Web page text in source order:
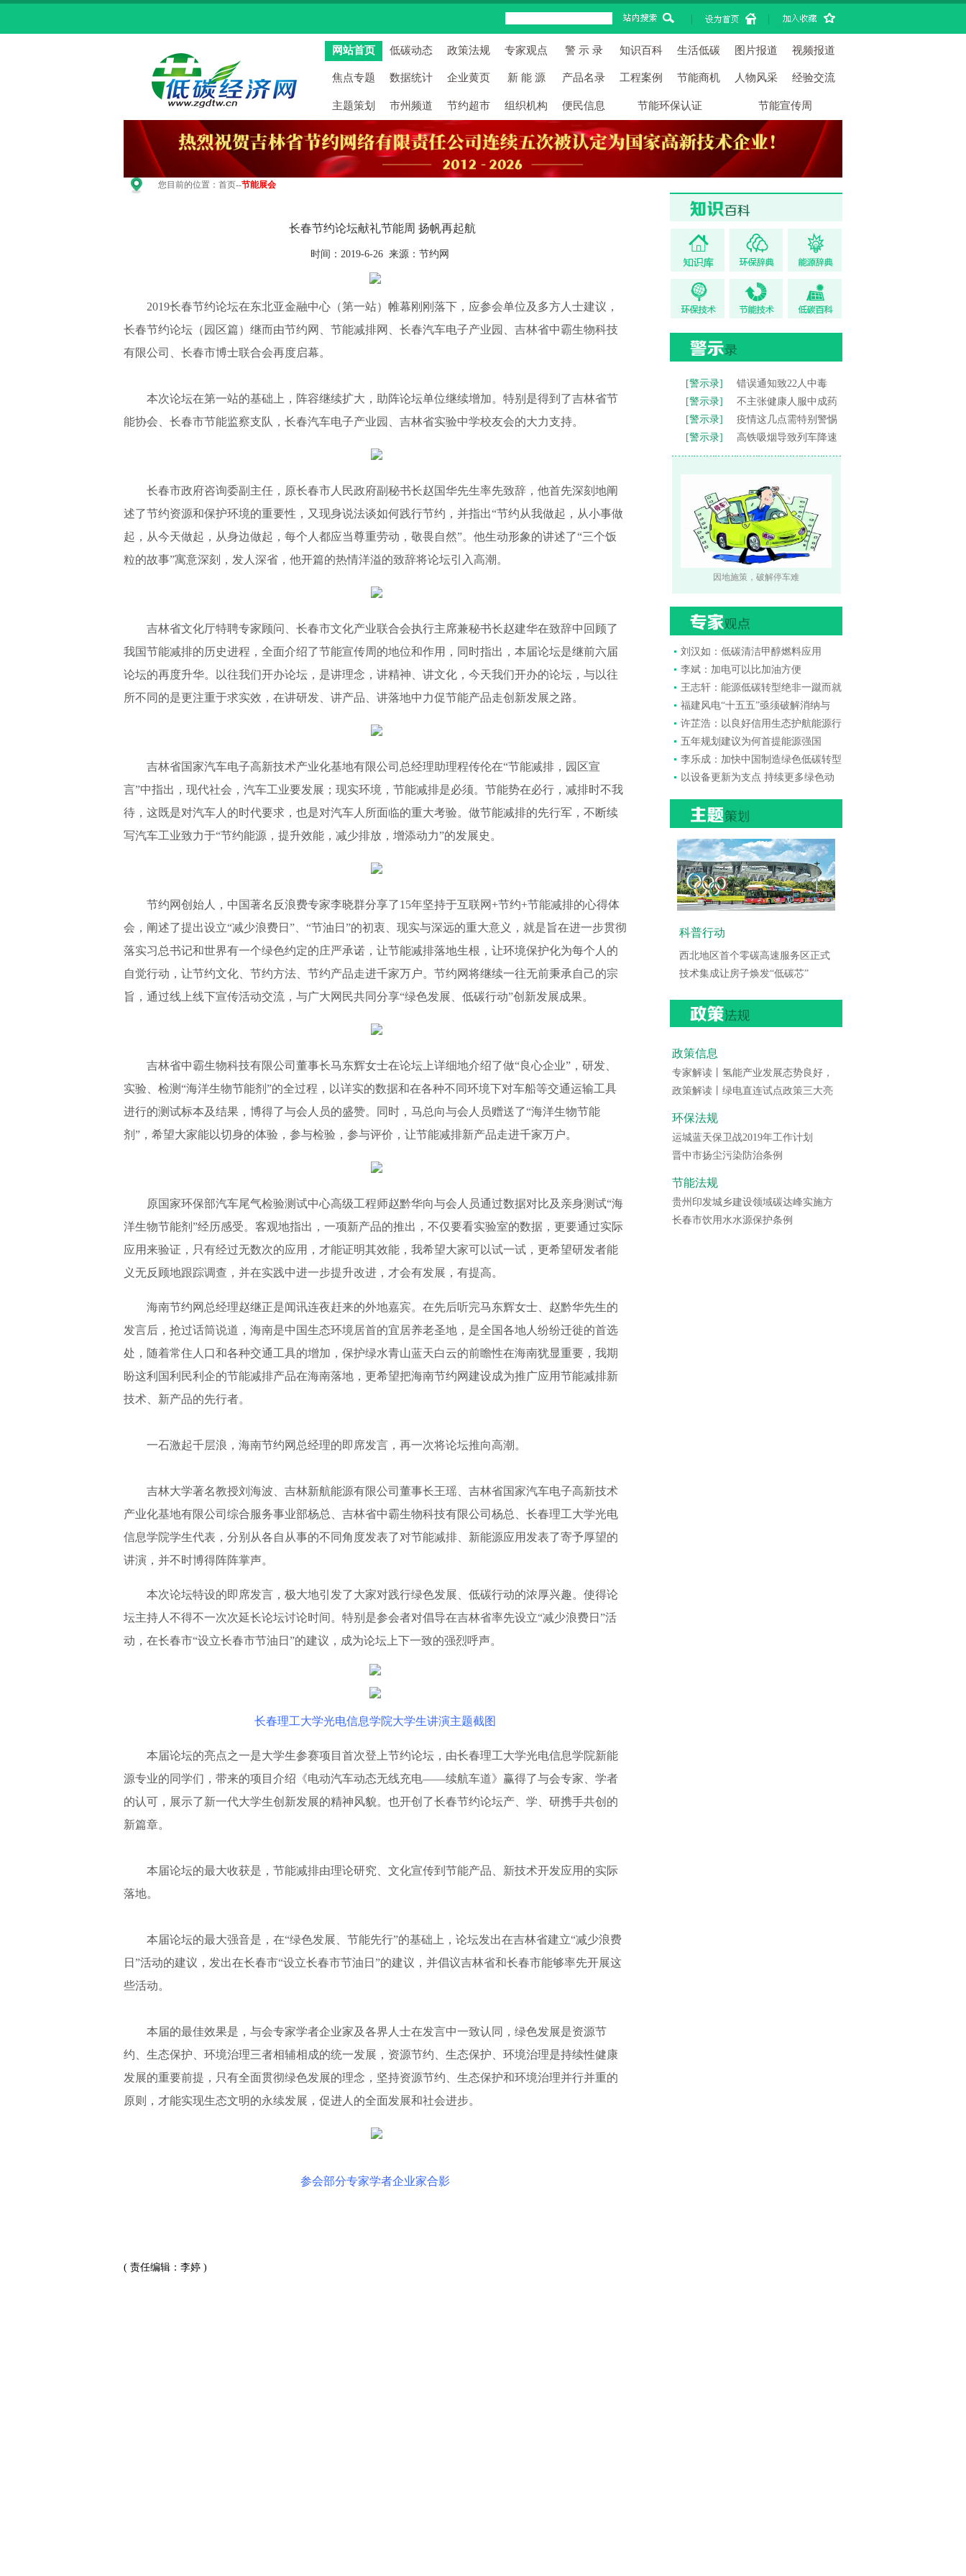
| |
网站首页 低碳动态 政策法规 专家观点 警 示 录 知识百科 生活低碳 图片报道 视频报道
焦点专题 数据统计 企业黄页 新 能 源 产品名录 工程案例 节能商机 人物风采 经验交流
主题策划 市州频道 节约超市 组织机构 便民信息 节能环保认证 节能宣传周
您目前的位置： 首页--节能展会
长春节约论坛献礼节能周 扬帆再起航
时间：2019-6-26 来源：节约网
2019长春节约论坛在东北亚金融中心（第一站）帷幕刚刚落下，应参会单位及多方人士建议，
长春节约论坛（园区篇）继而由节约网、节能减排网、长春汽车电子产业园、吉林省中霸生物科技
有限公司、长春市博士联合会再度启幕。
本次论坛在第一站的基础上，阵容继续扩大，助阵论坛单位继续增加。特别是得到了吉林省节
能协会、长春市节能监察支队，长春汽车电子产业园、吉林省实验中学校友会的大力支持。
长春市政府咨询委副主任，原长春市人民政府副秘书长赵国华先生率先致辞，他首先深刻地阐
述了节约资源和保护环境的重要性，又现身说法谈如何践行节约，并指出“节约从我做起，从小事做
起，从今天做起，从身边做起，每个人都应当尊重劳动，敬畏自然”。他生动形象的讲述了“三个饭
粒的故事”寓意深刻，发人深省，他开篇的热情洋溢的致辞将论坛引入高潮。
吉林省文化厅特聘专家顾问、长春市文化产业联合会执行主席兼秘书长赵建华在致辞中回顾了
我国节能减排的历史进程，全面介绍了节能宣传周的地位和作用，同时指出，本届论坛是继前六届
论坛的再度升华。以往我们开办论坛，是讲理念，讲精神、讲文化，今天我们开办的论坛，与以往
所不同的是更注重于求实效，在讲研发、讲产品、讲落地中力促节能产品走创新发展之路。
吉林省国家汽车电子高新技术产业化基地有限公司总经理助理程传伦在“节能减排，园区宣
言”中指出，现代社会，汽车工业要发展；现实环境，节能减排是必须。节能势在必行，减排时不我
待，这既是对汽车人的时代要求，也是对汽车人所面临的重大考验。做节能减排的先行军，不断续
写汽车工业致力于“节约能源，提升效能，减少排放，增添动力”的发展史。
节约网创始人，中国著名反浪费专家李晓群分享了15年坚持于互联网+节约+节能减排的心得体
会，阐述了提出设立“减少浪费日”、“节油日”的初衷、现实与深远的重大意义，就是旨在进一步贯彻
落实习总书记和世界有一个绿色约定的庄严承诺，让节能减排落地生根，让环境保护化为每个人的
自觉行动，让节约文化、节约方法、节约产品走进千家万户。节约网将继续一往无前秉承自己的宗
旨，通过线上线下宣传活动交流，与广大网民共同分享“绿色发展、低碳行动”创新发展成果。
吉林省中霸生物科技有限公司董事长马东辉女士在论坛上详细地介绍了做“良心企业”，研发、
实验、检测“海洋生物节能剂”的全过程，以详实的数据和在各种不同环境下对车船等交通运输工具
进行的测试标本及结果，博得了与会人员的盛赞。同时，马总向与会人员赠送了“海洋生物节能
剂”，希望大家能以切身的体验，参与检验，参与评价，让节能减排新产品走进千家万户。
原国家环保部汽车尾气检验测试中心高级工程师赵黔华向与会人员通过数据对比及亲身测试“海
洋生物节能剂”经历感受。客观地指出，一项新产品的推出，不仅要看实验室的数据，更要通过实际
应用来验证，只有经过无数次的应用，才能证明其效能，我希望大家可以试一试，更希望研发者能
义无反顾地跟踪调查，并在实践中进一步提升改进，才会有发展，有提高。
海南节约网总经理赵继正是闻讯连夜赶来的外地嘉宾。在先后听完马东辉女士、赵黔华先生的
发言后，抢过话筒说道，海南是中国生态环境居首的宜居养老圣地，是全国各地人纷纷迁徙的首选
处，随着常住人口和各种交通工具的增加，保护绿水青山蓝天白云的前瞻性在海南犹显重要，我期
盼这利国利民利企的节能减排产品在海南落地，更希望把海南节约网建设成为推广应用节能减排新
技术、新产品的先行者。
一石激起千层浪，海南节约网总经理的即席发言，再一次将论坛推向高潮。
吉林大学著名教授刘海波、吉林新航能源有限公司董事长王瑶、吉林省国家汽车电子高新技术
产业化基地有限公司综合服务事业部杨总、吉林省中霸生物科技有限公司杨总、长春理工大学光电
信息学院学生代表，分别从各自从事的不同角度发表了对节能减排、新能源应用发表了寄予厚望的
讲演，并不时博得阵阵掌声。
本次论坛特设的即席发言，极大地引发了大家对践行绿色发展、低碳行动的浓厚兴趣。使得论
坛主持人不得不一次次延长论坛讨论时间。特别是参会者对倡导在吉林省率先设立“减少浪费日”活
动，在长春市“设立长春市节油日”的建议，成为论坛上下一致的强烈呼声。
长春理工大学光电信息学院大学生讲演主题截图
本届论坛的亮点之一是大学生参赛项目首次登上节约论坛，由长春理工大学光电信息学院新能
源专业的同学们，带来的项目介绍《电动汽车动态无线充电——续航车道》赢得了与会专家、学者
的认可，展示了新一代大学生创新发展的精神风貌。也开创了长春节约论坛产、学、研携手共创的
新篇章。
本届论坛的最大收获是，节能减排由理论研究、文化宣传到节能产品、新技术开发应用的实际
落地。
本届论坛的最大强音是，在“绿色发展、节能先行”的基础上，论坛发出在吉林省建立“减少浪费
日”活动的建议，发出在长春市“设立长春市节油日”的建议，并倡议吉林省和长春市能够率先开展这
些活动。
本届的最佳效果是，与会专家学者企业家及各界人士在发言中一致认同，绿色发展是资源节
约、生态保护、环境治理三者相辅相成的统一发展，资源节约、生态保护、环境治理是持续性健康
发展的重要前提，只有全面贯彻绿色发展的理念，坚持资源节约、生态保护和环境治理并行并重的
原则，才能实现生态文明的永续发展，促进人的全面发展和社会进步。
参会部分专家学者企业家合影
( 责任编辑：李婷 )
[警示录]
错误通知致22人中毒
[警示录]
不主张健康人服中成药
[警示录]
疫情这几点需特别警惕
[警示录]
高铁吸烟导致列车降速
因地施策，破解停车难
刘汉如：低碳清洁甲醇燃料应用
李斌：加电可以比加油方便
王志轩：能源低碳转型绝非一蹴而就
福建风电“十五五”亟须破解消纳与
许芷浩：以良好信用生态护航能源行
五年规划建议为何首提能源强国
李乐成：加快中国制造绿色低碳转型
以设备更新为支点 持续更多绿色动
科普行动
西北地区首个零碳高速服务区正式
技术集成让房子焕发“低碳芯”
政策信息
专家解读丨氢能产业发展态势良好，
政策解读丨绿电直连试点政策三大亮
环保法规
运城蓝天保卫战2019年工作计划
晋中市扬尘污染防治条例
节能法规
贵州印发城乡建设领域碳达峰实施方
长春市饮用水水源保护条例